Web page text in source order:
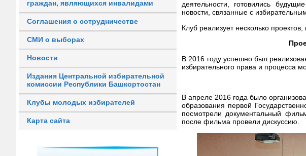
граждан, являющихся инвалидами
Соглашения о сотрудничестве
СМИ о выборах
Новости
Издания Центральной избирательной
комиссии Республики Башкортостан
Клубы молодых избирателей
Карта сайта
деятельности, готовились
новости, связанные с
Клуб реализует несколько
В 2016 году успешно был
избирательного права и процесса
В апреле 2016 года было
образования первой
посмотрели документальный
после фильма провели дискуссию.